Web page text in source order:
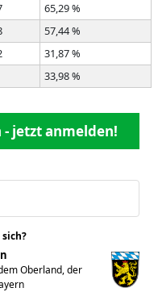
65,29 %
57,44 %
31,87 %
33,98 %
jetzt anmelden!
Oberland, der